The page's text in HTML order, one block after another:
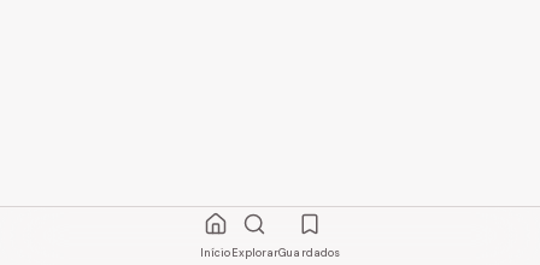
InícioExplorarGuardados